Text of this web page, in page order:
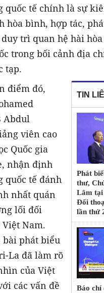
quốc tế chính là sự
hòa bình, hợp tác,
trì quan hệ hài
trong bối cảnh địa
tạp.
TIN
Phát
thư,
Lâm tại
Đối
lần thứ
Báo chí
điểm đó,
Abdul
viên cao
Quốc gia
nhận định
quốc tế đánh
nhất quán
lối đối
Nam.
bài phát biểu
La đã làm rõ
của Việt
các vấn đề